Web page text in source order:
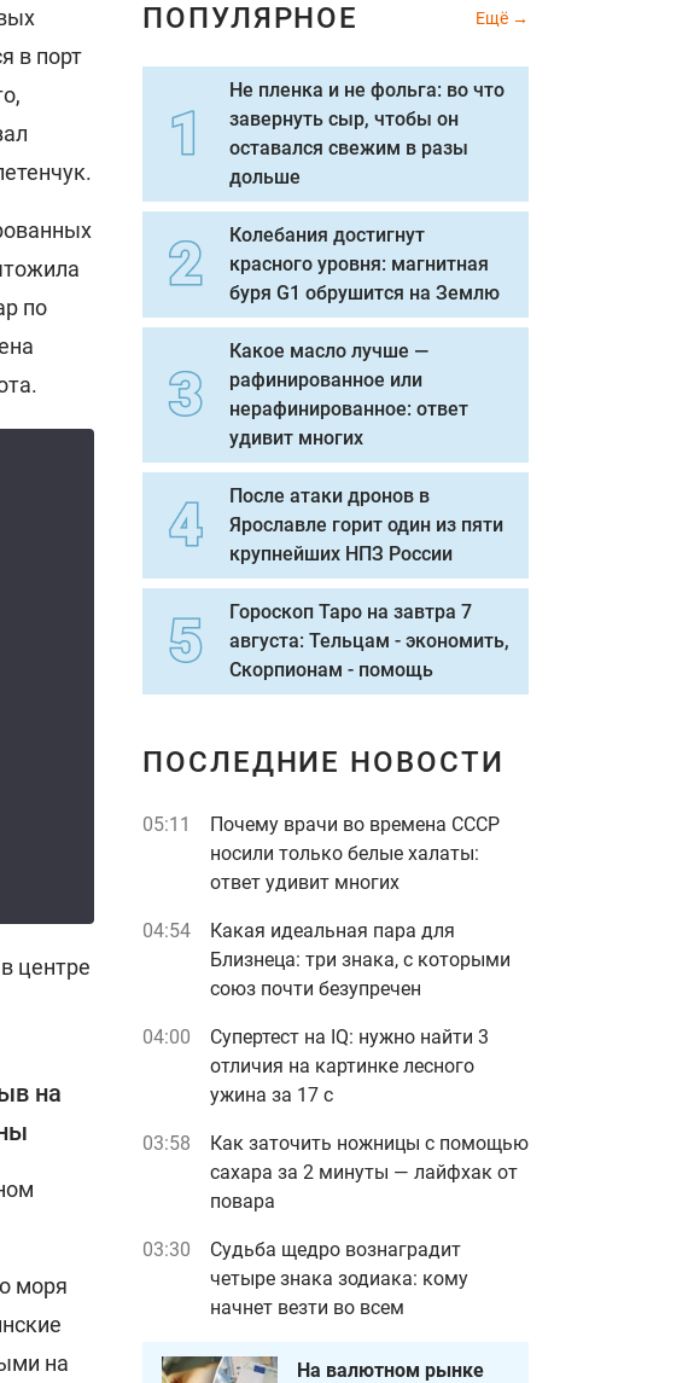
в порт
по
центре
на
моря
на
ПОПУЛЯРНОЕ Ещё
Не пленка и не фольга: во что
завернуть сыр, чтобы он
оставался свежим в разы
дольше
Колебания достигнут
красного уровня: магнитная
буря G1 обрушится на Землю
Какое масло лучше —
рафинированное или
нерафинированное: ответ
удивит многих
После атаки дронов в
Ярославле горит один из пяти
крупнейших НПЗ России
Гороскоп Таро на завтра 7
августа: Тельцам - экономить,
Скорпионам - помощь
ПОСЛЕДНИЕ НОВОСТИ
05:11
Почему врачи во времена СССР
носили только белые халаты:
ответ удивит многих
04:54
Какая идеальная пара для
Близнеца: три знака, с которыми
союз почти безупречен
04:00
Супертест на IQ: нужно найти 3
отличия на картинке лесного
ужина за 17 с
03:58
Как заточить ножницы с помощью
сахара за 2 минуты — лайфхак от
повара
03:30
Судьба щедро вознаградит
четыре знака зодиака: кому
начнет везти во всем
На валютном рынке